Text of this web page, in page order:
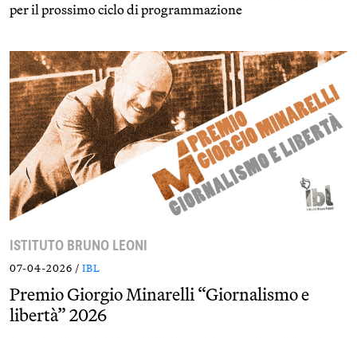
per il prossimo ciclo di programmazione
ISTITUTO BRUNO LEONI
07-04-2026 / IBL
Premio Giorgio Minarelli “Giornalismo e
libertà” 2026